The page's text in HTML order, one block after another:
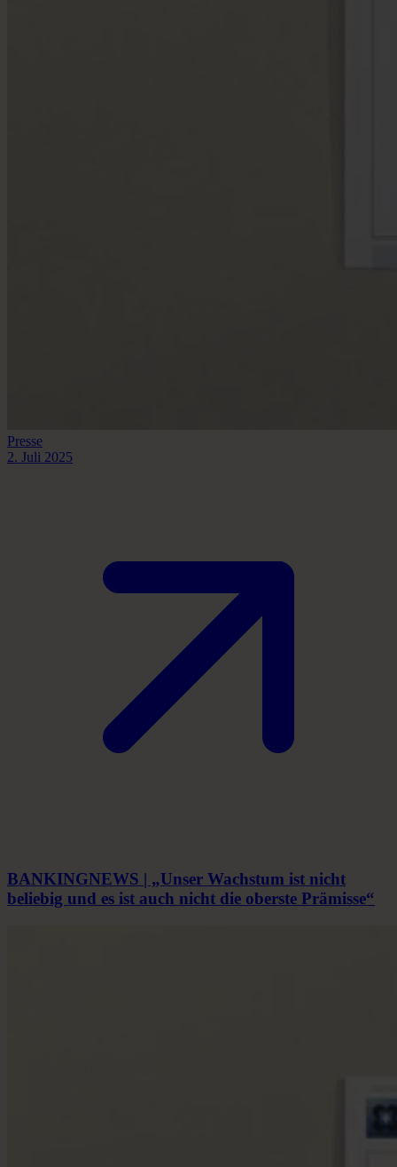
Presse
2. Juli 2025
BANKINGNEWS | „Unser Wachstum ist nicht
beliebig und es ist auch nicht die oberste Prämisse“